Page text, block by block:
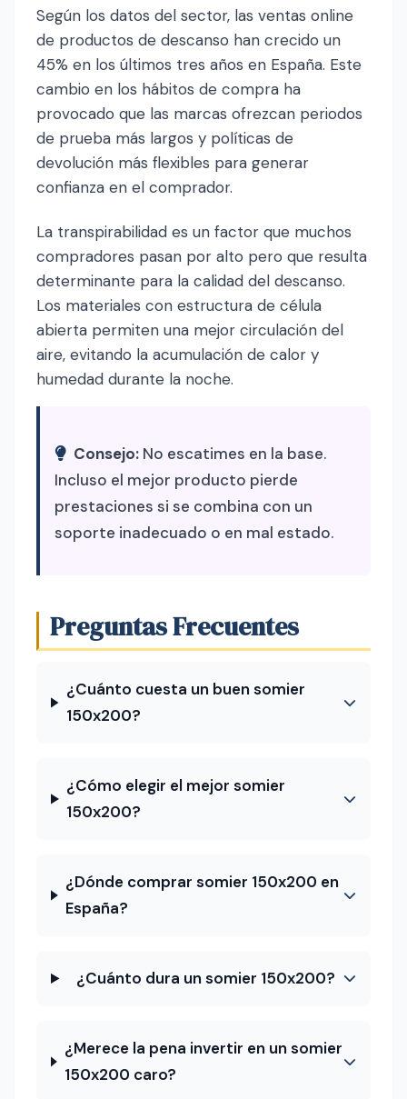
Según los datos del sector, las ventas online
de productos de descanso han crecido un
45% en los últimos tres años en España. Este
cambio en los hábitos de compra ha
provocado que las marcas ofrezcan periodos
de prueba más largos y políticas de
devolución más flexibles para generar
confianza en el comprador.
La transpirabilidad es un factor que muchos
compradores pasan por alto pero que resulta
determinante para la calidad del descanso.
Los materiales con estructura de célula
abierta permiten una mejor circulación del
aire, evitando la acumulación de calor y
humedad durante la noche.
Consejo: No escatimes en la base.
Incluso el mejor producto pierde
prestaciones si se combina con un
soporte inadecuado o en mal estado.
Preguntas Frecuentes
¿Cuánto cuesta un buen somier
150x200?
¿Cómo elegir el mejor somier
150x200?
¿Dónde comprar somier 150x200 en
España?
¿Cuánto dura un somier 150x200?
¿Merece la pena invertir en un somier
150x200 caro?